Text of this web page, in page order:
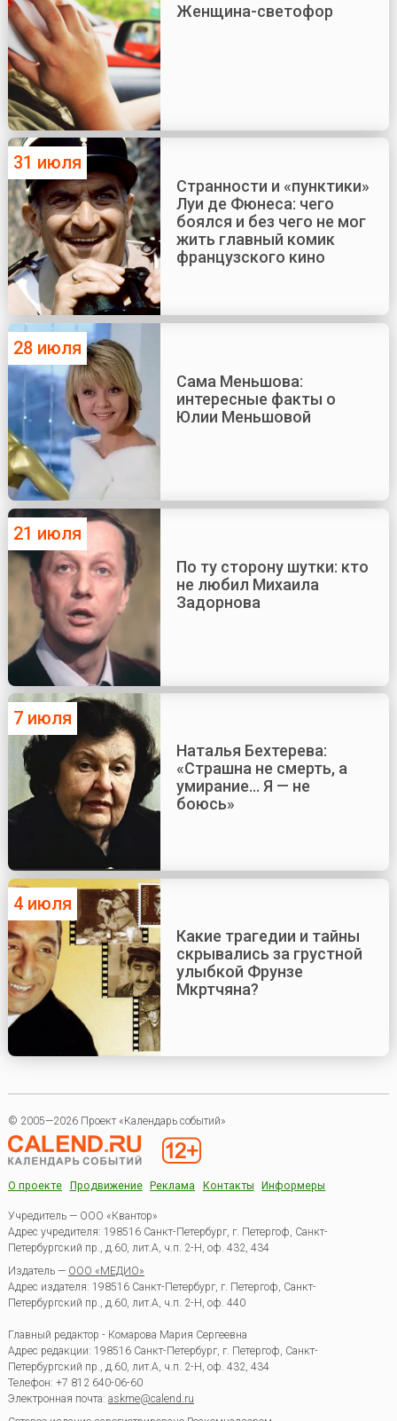
Женщина-светофор
31 июля
Странности и «пунктики»
Луи де Фюнеса: чего
боялся и без чего не мог
жить главный комик
французского кино
28 июля
Сама Меньшова:
интересные факты о
Юлии Меньшовой
21 июля
По ту сторону шутки: кто
не любил Михаила
Задорнова
7 июля
Наталья Бехтерева:
«Страшна не смерть, а
умирание... Я — не
боюсь»
4 июля
Какие трагедии и тайны
скрывались за грустной
улыбкой Фрунзе
Мкртчяна?
© 2005—2026 Проект «Календарь событий»
О проекте Продвижение Реклама Контакты Информеры
Учредитель — ООО «Квантор»
Адрес учредителя: 198516 Санкт-Петербург, г. Петергоф, Санкт-
Петербургский пр., д.60, лит.А, ч.п. 2-Н, оф. 432, 434
Издатель — ООО «МЕДИО»
Адрес издателя: 198516 Санкт-Петербург, г. Петергоф, Санкт-
Петербургский пр., д.60, лит.А, ч.п. 2-Н, оф. 440
Главный редактор - Комарова Мария Сергеевна
Адрес редакции: 198516 Санкт-Петербург, г. Петергоф, Санкт-
Петербургский пр., д.60, лит.А, ч.п. 2-Н, оф. 432, 434
Телефон: +7 812 640-06-60
Электронная почта: askme@calend.ru